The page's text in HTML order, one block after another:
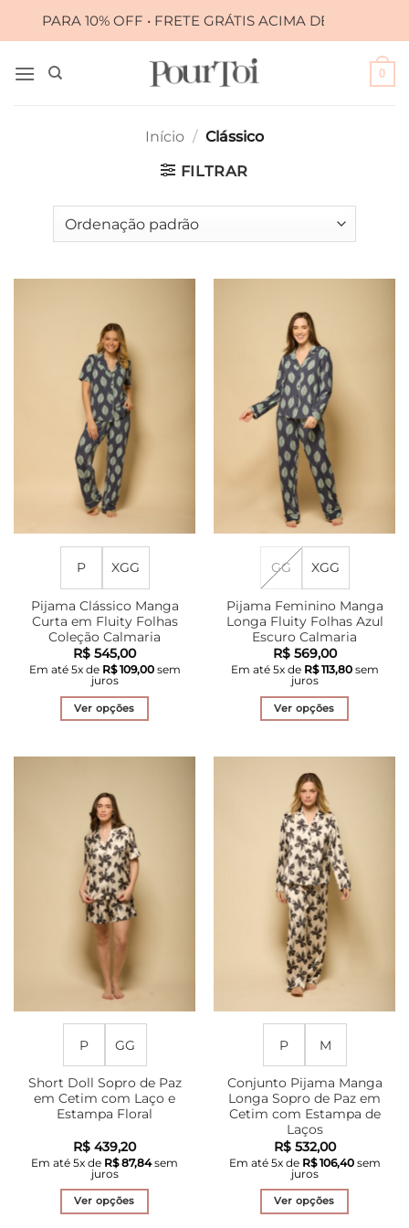
10% OFF • FRETE GRÁTIS ACIMA DE R$ 399,00
0
Início / Clássico
FILTRAR
P XGG
Pijama Clássico Manga
Curta em Fluity Folhas
Coleção Calmaria
R$ 545,00
Em até 5x de R$109,00sem
juros
Ver opções
variantes.
As
opções
podem
ser
escolhidas
na
página
produto
GG XGG
Pijama Feminino Manga
Longa Fluity Folhas Azul
Escuro Calmaria
R$569,00
Em até 5x de R$113,80sem
juros
Ver opções
várias
variantes.
As
opções
podem
ser
escolhidas
na
página
do
produto
P GG
Short Doll Sopro de Paz
em Cetim com Laço e
Estampa Floral
R$ 439,20
Em até 5x de R$87,84sem
juros
Ver opções
P M
Conjunto Pijama Manga
Longa Sopro de Paz em
Cetim com Estampa de
Laços
R$532,00
Em até 5x de R$106,40sem
juros
Ver opções